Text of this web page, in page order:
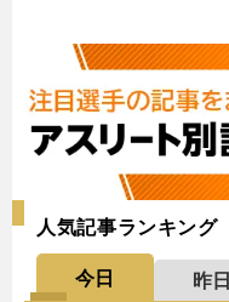
人気記事ランキング
今日 昨日